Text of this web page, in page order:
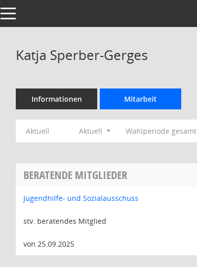
Toggle navigation
Katja Sperber-Gerges
Informationen Mitarbeit
Aktuell Aktuell Wahlperiode gesamt
BERATENDE MITGLIEDER
Jugendhilfe- und Sozialausschuss
stv. beratendes Mitglied
von 25.09.2025